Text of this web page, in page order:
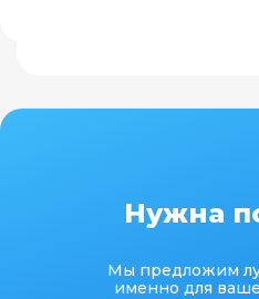
Нужна
Мы предложим
именно для